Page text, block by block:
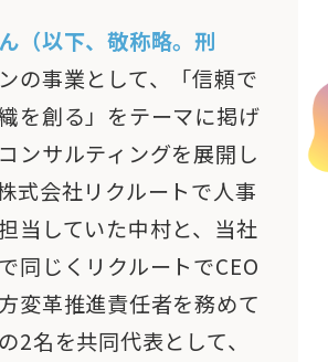
（以下、敬称略。刑
の事業として、「信頼で
を創る」をテーマに掲げ
ンサルティングを展開し
式会社リクルートで人事
当していた中村と、当社
同じくリクルートでCEO
変革推進責任者を務めて
2名を共同代表として、